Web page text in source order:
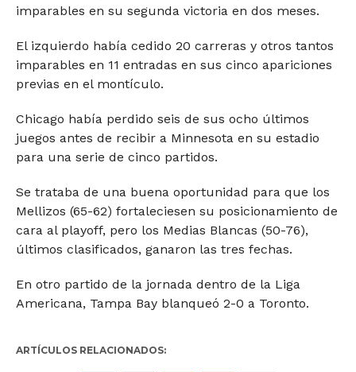
imparables en su segunda victoria en dos meses.
El izquierdo había cedido 20 carreras y otros tantos
imparables en 11 entradas en sus cinco apariciones
previas en el montículo.
Chicago había perdido seis de sus ocho últimos
juegos antes de recibir a Minnesota en su estadio
para una serie de cinco partidos.
Se trataba de una buena oportunidad para que los
Mellizos (65-62) fortaleciesen su posicionamiento de
cara al playoff, pero los Medias Blancas (50-76),
últimos clasificados, ganaron las tres fechas.
En otro partido de la jornada dentro de la Liga
Americana, Tampa Bay blanqueó 2-0 a Toronto.
ARTÍCULOS RELACIONADOS: